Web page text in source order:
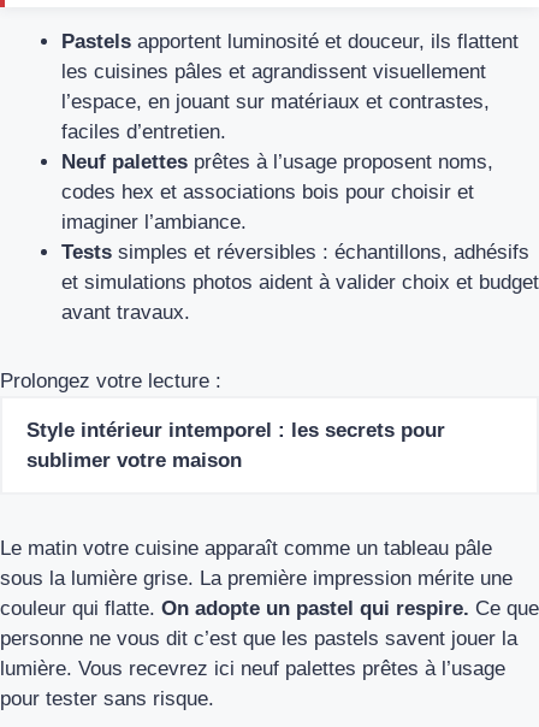
Pastels apportent luminosité et douceur, ils flattent
les cuisines pâles et agrandissent visuellement
l’espace, en jouant sur matériaux et contrastes,
faciles d’entretien.
Neuf palettes prêtes à l’usage proposent noms,
codes hex et associations bois pour choisir et
imaginer l’ambiance.
Tests simples et réversibles : échantillons, adhésifs
et simulations photos aident à valider choix et budget
avant travaux.
Prolongez votre lecture :
Style intérieur intemporel : les secrets pour
sublimer votre maison
Le matin votre cuisine apparaît comme un tableau pâle
sous la lumière grise. La première impression mérite une
couleur qui flatte. On adopte un pastel qui respire. Ce que
personne ne vous dit c’est que les pastels savent jouer la
lumière. Vous recevrez ici neuf palettes prêtes à l’usage
pour tester sans risque.